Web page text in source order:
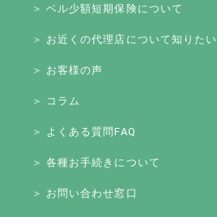
＞ ベル少額短期保険について
＞ お近くの代理店について知りたい
＞ お客様の声
＞ コラム
＞ よくある質問FAQ
＞ 各種お手続きについて
＞ お問い合わせ窓口